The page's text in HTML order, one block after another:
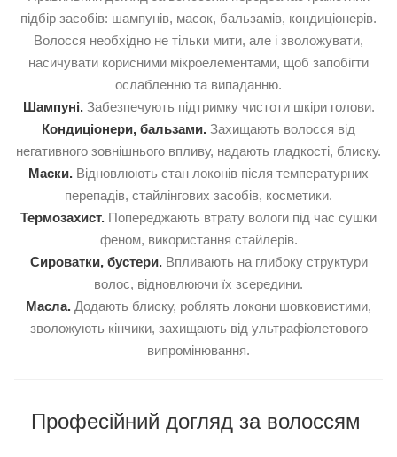
підбір засобів: шампунів, масок, бальзамів, кондиціонерів.
Волосся необхідно не тільки мити, але і зволожувати,
насичувати корисними мікроелементами, щоб запобігти
ослабленню та випаданню.
Шампуні. Забезпечують підтримку чистоти шкіри голови.
Кондиціонери, бальзами. Захищають волосся від
негативного зовнішнього впливу, надають гладкості, блиску.
Маски. Відновлюють стан локонів після температурних
перепадів, стайлінгових засобів, косметики.
Термозахист. Попереджають втрату вологи під час сушки
феном, використання стайлерів.
Сироватки, бустери.Впливають на глибоку структури
волос, відновлюючи їх зсередини.
Масла. Додають блиску, роблять локони шовковистими,
зволожують кінчики, захищають від ультрафіолетового
випромінювання.
Професійний догляд за волоссям